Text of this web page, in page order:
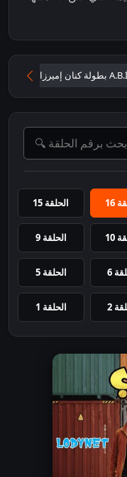
16 الحلقة 15
10 الحلقة 9
6 الحلقة 5
2 الحلقة 1